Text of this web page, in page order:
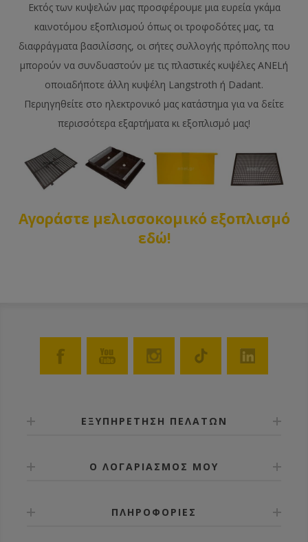
Εκτός των κυψελών μας προσφέρουμε μια ευρεία γκάμα
καινοτόμου εξοπλισμού όπως οι τροφοδότες μας, τα
διαφράγματα βασιλίσσης, οι σήτες συλλογής πρόπολης που
μπορούν να συνδυαστούν με τις πλαστικές κυψέλες ANELή
οποιαδήποτε άλλη κυψέλη Langstroth ή Dadant.
Περιηγηθείτε στο ηλεκτρονικό μας κατάστημα για να δείτε
περισσότερα εξαρτήματα κι εξοπλισμό μας!
Αγοράστε μελισσοκομικό εξοπλισμό
εδώ!
ΕΞΥΠΗΡΕΤΗΣΗ ΠΕΛΑΤΩΝ
Ο ΛΟΓΑΡΙΑΣΜΟΣ ΜΟΥ
ΠΛΗΡΟΦΟΡΙΕΣ